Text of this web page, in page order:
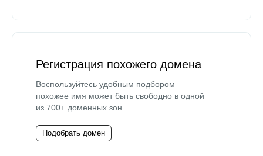
Регистрация похожего домена
Воспользуйтесь удобным подбором —
похожее имя может быть свободно в одной
из 700+ доменных зон.
Подобрать домен